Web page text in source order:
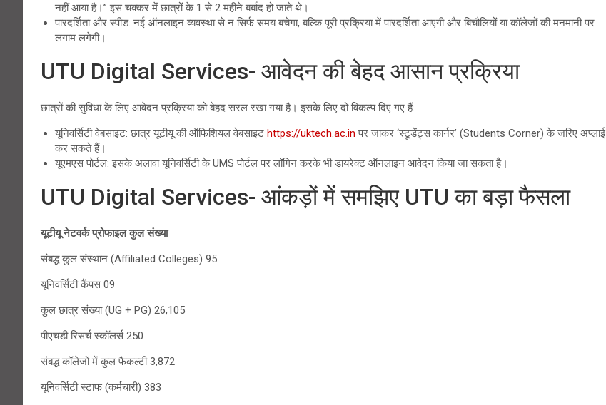
नहीं आया है।” इस चक्कर में छात्रों के 1 से 2 महीने बर्बाद हो जाते थे।
पारदर्शिता और स्पीड: नई ऑनलाइन व्यवस्था से न सिर्फ समय बचेगा, बल्कि पूरी प्रक्रिया में पारदर्शिता आएगी और बिचौलियों या कॉलेजों की मनमानी पर
लगाम लगेगी।
UTU Digital Services- आवेदन की बेहद आसान प्रक्रिया
छात्रों की सुविधा के लिए आवेदन प्रक्रिया को बेहद सरल रखा गया है। इसके लिए दो विकल्प दिए गए हैं:
यूनिवर्सिटी वेबसाइट: छात्र यूटीयू की ऑफिशियल वेबसाइट https://uktech.ac.in पर जाकर ‘स्टूडेंट्स कार्नर’ (Students Corner) के जरिए अप्लाई
कर सकते हैं।
यूएमएस पोर्टल: इसके अलावा यूनिवर्सिटी के UMS पोर्टल पर लॉगिन करके भी डायरेक्ट ऑनलाइन आवेदन किया जा सकता है।
UTU Digital Services- आंकड़ों में समझिए UTU का बड़ा फैसला
यूटीयू नेटवर्क प्रोफाइल कुल संख्या
संबद्ध कुल संस्थान (Affiliated Colleges) 95
यूनिवर्सिटी कैंपस 09
कुल छात्र संख्या (UG + PG) 26,105
पीएचडी रिसर्च स्कॉलर्स 250
संबद्ध कॉलेजों में कुल फैकल्टी 3,872
यूनिवर्सिटी स्टाफ (कर्मचारी) 383